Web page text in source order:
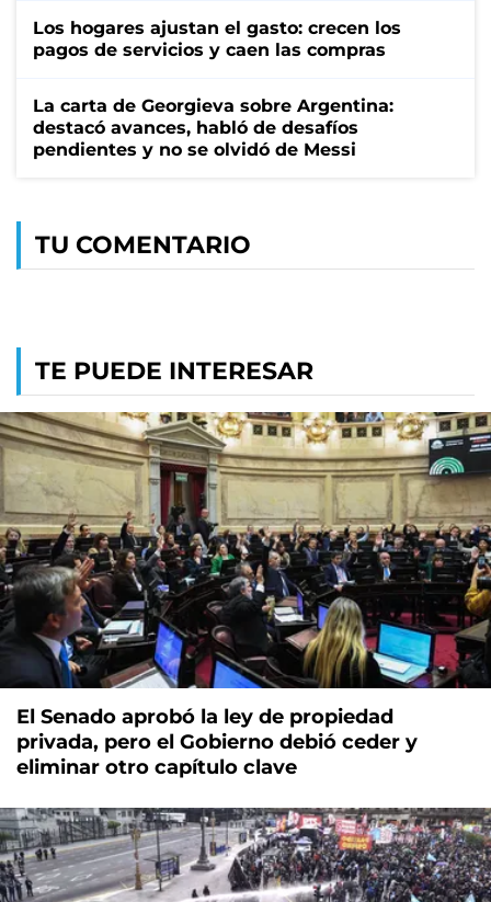
Los hogares ajustan el gasto: crecen los
pagos de servicios y caen las compras
La carta de Georgieva sobre Argentina:
destacó avances, habló de desafíos
pendientes y no se olvidó de Messi
TU COMENTARIO
TE PUEDE INTERESAR
El Senado aprobó la ley de propiedad
privada, pero el Gobierno debió ceder y
eliminar otro capítulo clave